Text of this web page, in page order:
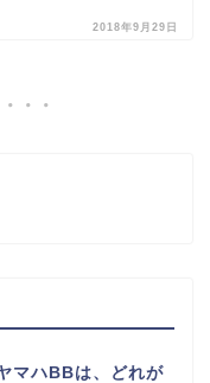
2018年9月29日
マハBBは、どれが